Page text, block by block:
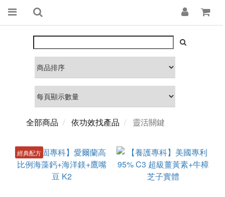
全部商品 依功效找產品 靈活關鍵
經典配方